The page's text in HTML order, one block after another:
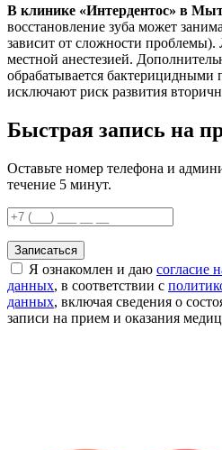
В клинике «Интердентос» в
восстановление зуба может
зависит от сложности проблемы).
местной анестезией.
обрабатывается бактерицидными
исключают риск развития
Быстрая запись на
Оставьте номер телефона и
течение 5 минут.
Записаться
Я ознакомлен и даю согласие
данных, в соответствии с
данных, включая сведения о
записи на прием и оказания